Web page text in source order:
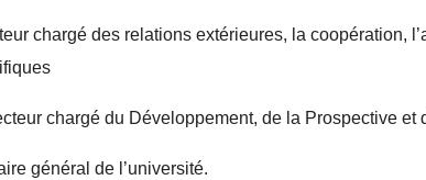
chargé des relations extérieures, la coopération,
chargé du Développement, de la Prospective et
général de l’université.